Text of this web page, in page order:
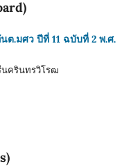
ต.มศว ปีที่ 11 ฉบับที่ 2 พ.ศ.
ครินทรวิโรฒ